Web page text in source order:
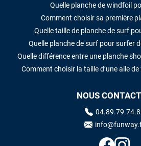
Quelle planche de windfoil
Comment choisir sa première
Quelle taille de planche de surf
Quelle planche de surf pour surfer
Quelle différence entre une planche
Comment choisir la taille d’une aile
NOUS